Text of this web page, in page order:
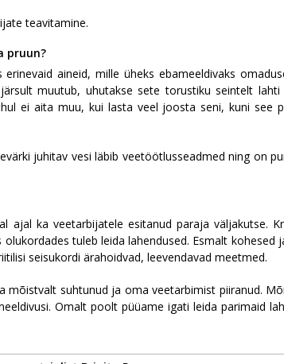
teavitamine.
pruun?
aineid, mille üheks ebameeldivaks
muutub, uhutakse sete torustiku seintelt
ei aita muu, kui lasta veel joosta seni, kuni see
juhitav vesi läbib veetöötlusseadmed ning on
ka veetarbijatele esitanud paraja väljakutse.
tuleb leida lahendused. Esmalt kohesed
seisukordi ärahoidvad, leevendavad meetmed.
mõistvalt suhtunud ja oma veetarbimist piiranud.
Omalt poolt püüame igati leida parimaid